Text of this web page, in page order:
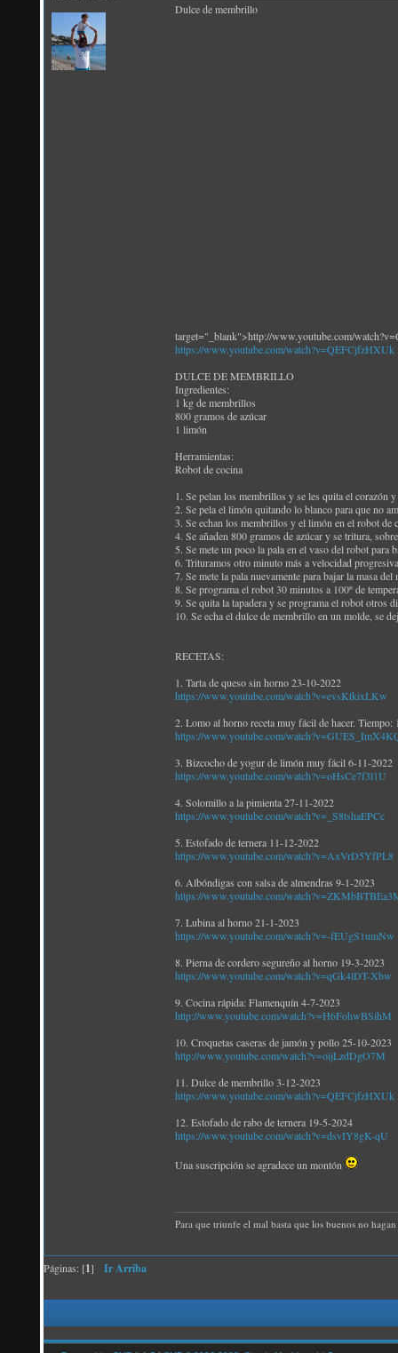
Dulce de membrillo
target="_blank">http://www.youtube.com/
https://www.youtube.com/watch?v=QEFCjfzHXUk
DULCE DE MEMBRILLO
Ingredientes:
1 kg de membrillos
800 gramos de azúcar
1 limón
Herramientas:
Robot de cocina
1. Se pelan los membrillos y se les quita el corazón
2. Se pela el limón quitando lo blanco para que no
3. Se echan los membrillos y el limón en el robot
4. Se añaden 800 gramos de azúcar y se tritura,
5. Se mete un poco la pala en el vaso del robot para
6. Trituramos otro minuto más a velocidad
7. Se mete la pala nuevamente para bajar la masa
8. Se programa el robot 30 minutos a 100º de
9. Se quita la tapadera y se programa el robot otros
10. Se echa el dulce de membrillo en un molde, se
RECETAS:
1. Tarta de queso sin horno 23-10-2022
https://www.youtube.com/watch?v=evsKtkixLKw
2. Lomo al horno receta muy fácil de hacer. Tiempo:
https://www.youtube.com/
3. Bizcocho de yogur de limón muy fácil 6-11-2022
https://www.youtube.com/watch?v=oHsCe7f3l1U
4. Solomillo a la pimienta 27-11-2022
https://www.youtube.com/watch?v=_S8tshaEPCc
5. Estofado de ternera 11-12-2022
https://www.youtube.com/watch?v=AxVrD5YfPL8
6. Albóndigas con salsa de almendras 9-1-2023
https://www.youtube.com/
7. Lubina al horno 21-1-2023
https://www.youtube.com/watch?v=-fEUgS1umNw
8. Pierna de cordero segureño al horno 19-3-2023
https://www.youtube.com/watch?v=qGk4lDT-Xbw
9. Cocina rápida: Flamenquín 4-7-2023
http://www.youtube.com/watch?v=H6FohwBSihM
10. Croquetas caseras de jamón y pollo 25-10-2023
http://www.youtube.com/watch?v=oijLzdDgO7M
11. Dulce de membrillo 3-12-2023
https://www.youtube.com/watch?v=QEFCjfzHXUk
12. Estofado de rabo de ternera 19-5-2024
https://www.youtube.com/watch?v=dsvIY8gK-qU
Una suscripción se agradece un montón
Para que triunfe el mal basta que los buenos no
Páginas: [1] Ir Arriba